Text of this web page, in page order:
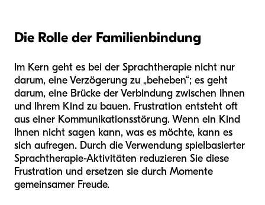
Die Rolle der Familienbindung
Im Kern geht es bei der Sprachtherapie nicht nur
darum, eine Verzögerung zu „beheben“; es geht
darum, eine Brücke der Verbindung zwischen Ihnen
und Ihrem Kind zu bauen. Frustration entsteht oft
aus einer Kommunikationsstörung. Wenn ein Kind
Ihnen nicht sagen kann, was es möchte, kann es
sich aufregen. Durch die Verwendung spielbasierter
Sprachtherapie-Aktivitäten reduzieren Sie diese
Frustration und ersetzen sie durch Momente
gemeinsamer Freude.